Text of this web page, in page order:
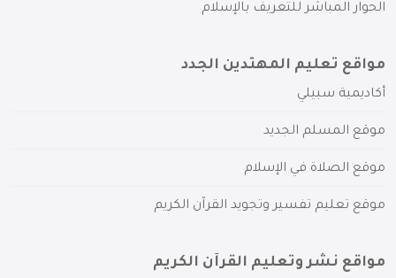
الحوار المباشر للتعريف بالإسلام
مواقع تعليم المهتدين الجدد
أكاديمية سبيلي
موقع المسلم الجديد
موقع الصلاة في الإسلام
موقع تعليم تفسير وتجويد القرآن الكريم
مواقع نشر وتعليم القرآن الكريم